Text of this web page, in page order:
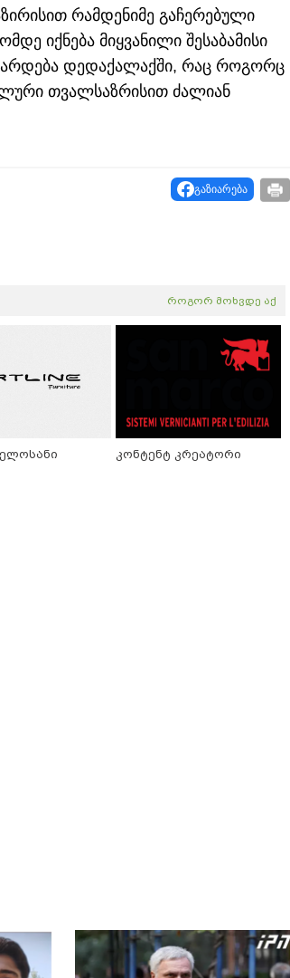
რამდენიმე გაჩერებული
იქნება მიყვანილი შესაბამისი
დედაქალაქში, რაც როგორც
თვალსაზრისით ძალიან
გაზიარება
როგორ მოხვდე აქ
კონტენტ კრეატორი